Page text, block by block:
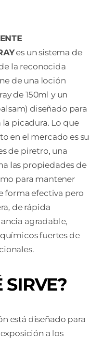
es un sistema de
la reconocida
de una loción
de 150ml y un
diseñado para
picadura. Lo que
en el mercado es su
de piretro, una
las propiedades de
para mantener
forma efectiva pero
de rápida
agradable,
fuertes de
SIRVE?
está diseñado para
a los